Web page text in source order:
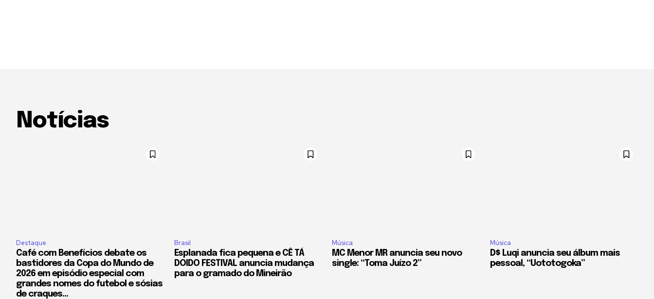
Notícias
Destaque
Café com Benefícios debate os
bastidores da Copa do Mundo de
2026 em episódio especial com
grandes nomes do futebol e sósias
de craques...
Brasil
Esplanada fica pequena e CÊ TÁ
DOIDO FESTIVAL anuncia mudança
para o gramado do Mineirão
Música
MC Menor MR anuncia seu novo
single: “Toma Juízo 2”
Música
D$ Luqi anuncia seu álbum mais
pessoal, “Uototogoka”